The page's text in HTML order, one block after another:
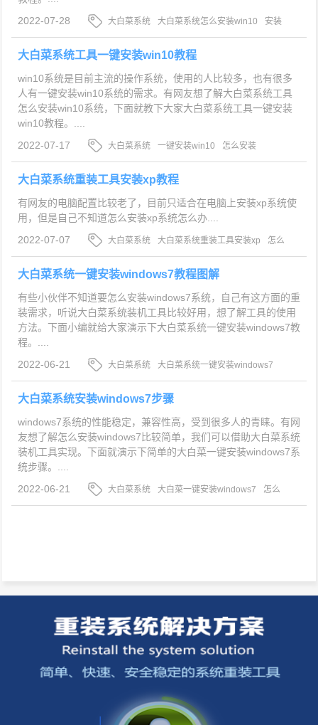
2022-07-28
大白菜系统 大白菜系统怎么安装win10
安装
win10系统
大白菜系统工具一键安装win10教程
win10系统是目前主流的操作系统，使用的人比较多，也有很多
人有一键安装win10系统的需求。有网友想了解大白菜系统工具
怎么安装win10系统，下面就教下大家大白菜系统工具一键安装
win10教程。....
2022-07-17
大白菜系统 一键安装win10
怎么安装
win10
大白菜系统重装工具安装xp教程
有网友的电脑配置比较老了，目前只适合在电脑上安装xp系统使
用，但是自己不知道怎么安装xp系统怎么办....
2022-07-07
大白菜系统 大白菜系统重装工具安装xp
怎么
安装xp
大白菜系统一键安装windows7教程图解
有些小伙伴不知道要怎么安装windows7系统，自己有这方面的重
装需求，听说大白菜系统装机工具比较好用，想了解工具的使用
方法。下面小编就给大家演示下大白菜系统一键安装windows7教
程。....
2022-06-21
大白菜系统
大白菜系统一键安装windows7
怎么安装windows7系统
大白菜系统安装windows7步骤
windows7系统的性能稳定，兼容性高，受到很多人的青睐。有网
友想了解怎么安装windows7比较简单，我们可以借助大白菜系统
装机工具实现。下面就演示下简单的大白菜一键安装windows7系
统步骤。....
2022-06-21
大白菜系统 大白菜一键安装windows7
怎么
安装windows7